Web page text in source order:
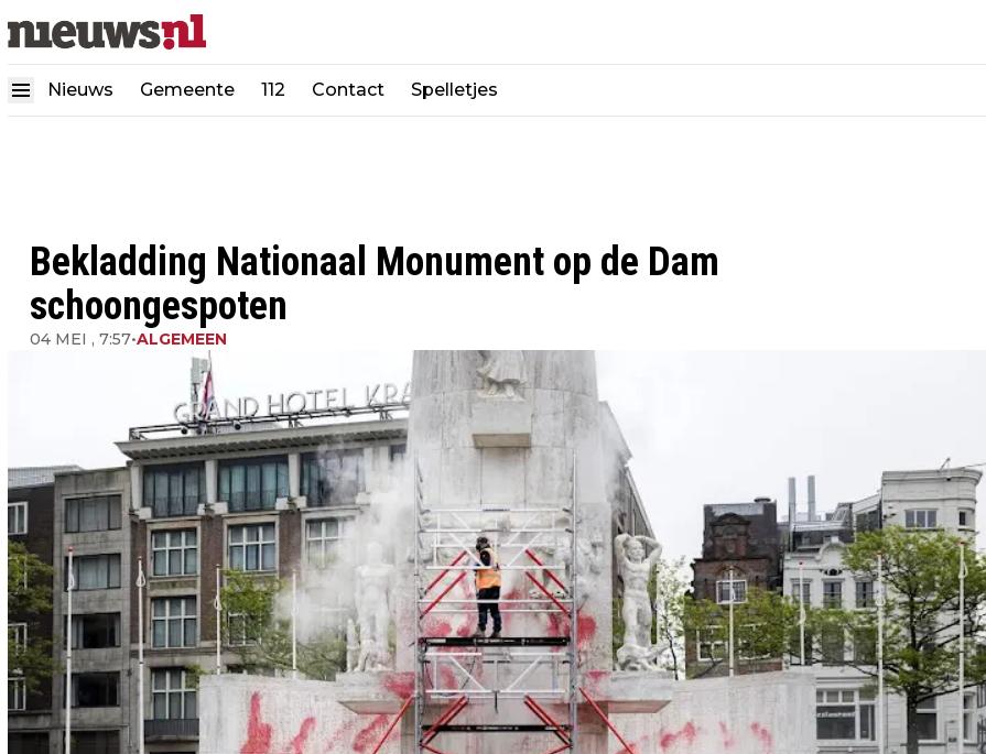
Nieuws Gemeente 112 Contact Spelletjes
Bekladding Nationaal Monument op de Dam
schoongespoten
04 MEI , 7:57•ALGEMEEN